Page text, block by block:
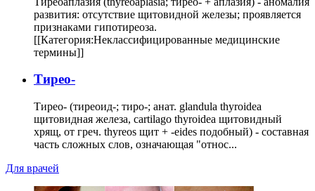
развития: отсутствие щитовидной железы; проявляется
признаками гипотиреоза.
[[Категория:Неклассифицированные медицинские
термины]]
Тирео-
Тирео- (тиреоид-; тиро-; анат. glandula thyroidea
щитовидная железа, cartilago thyroidea щитовидный
хрящ, от греч. thyreos щит + -eides подобный) - составная
часть сложных слов, означающая "относ...
Для врачей